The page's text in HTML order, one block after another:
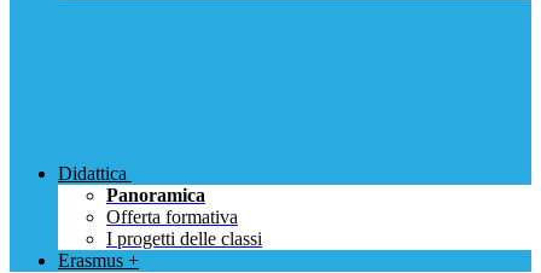
Didattica
Panoramica
Offerta formativa
I progetti delle classi
Erasmus +